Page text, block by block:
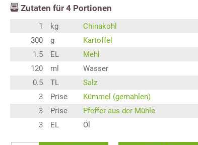
Zutaten für 4 Portionen
1 kg
Chinakohl
300
g
Kartoffel
1.5
EL
Mehl
120
ml
Wasser
0.5
TL
Salz
3
Prise
Kümmel (gemahlen)
3
Prise
Pfeffer aus der Mühle
3
EL Öl